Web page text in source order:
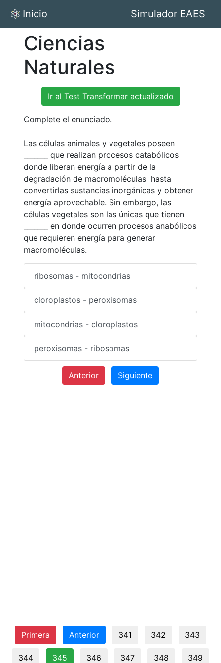
Inicio Simulador EAES
Ciencias
Naturales
Ir al Test Transformar actualizado
Complete el enunciado.
Las células animales y vegetales poseen
_______ que realizan procesos catabólicos
donde liberan energía a partir de la
degradación de macromoléculas hasta
convertirlas sustancias inorgánicas y obtener
energía aprovechable. Sin embargo, las
células vegetales son las únicas que tienen
_______ en donde ocurren procesos anabólicos
que requieren energía para generar
macromoléculas.
ribosomas - mitocondrias
cloroplastos - peroxisomas
mitocondrias - cloroplastos
peroxisomas - ribosomas
Anterior Siguiente
Primera Anterior 341 342 343
344 345 346 347 348 349